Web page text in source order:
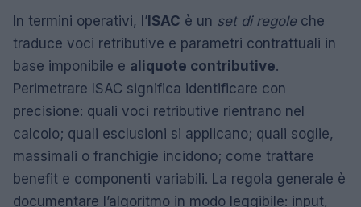
In termini operativi, l’ ISAC è un set di regoleche
traduce voci retributive e parametri contrattuali in
base imponibile e aliquote contributive.
Perimetrare ISAC significa identificare con
precisione: quali voci retributive rientrano nel
calcolo; quali esclusioni si applicano; quali soglie,
massimali o franchigie incidono; come trattare
benefit e componenti variabili. La regola generale è
documentare l’algoritmo in modo leggibile: input,